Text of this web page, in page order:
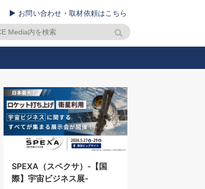
▶ お問い合わせ・取材依頼はこちら
SPEXA（スペクサ）-【国
際】宇宙ビジネス展-